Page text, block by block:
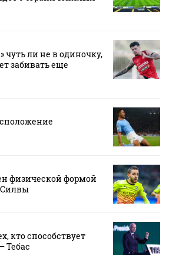
чуть ли не в одиночку,
забивать еще
физической формой
Силвы
кто способствует
Тебас